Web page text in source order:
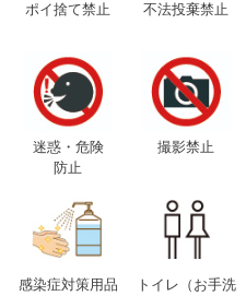
ポイ捨て禁止 不法投棄禁止
迷惑・危険
防止
撮影禁止
感染症対策用品
トイレ（お手洗